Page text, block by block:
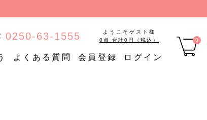
0250-63-1555
ようこそゲスト様
0点 合計0円（税込）
よくある質問 会員登録 ログイン
0